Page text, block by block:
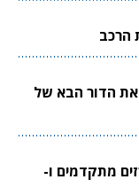
הרכב
את הדור הבא של
מתקדמים ו-